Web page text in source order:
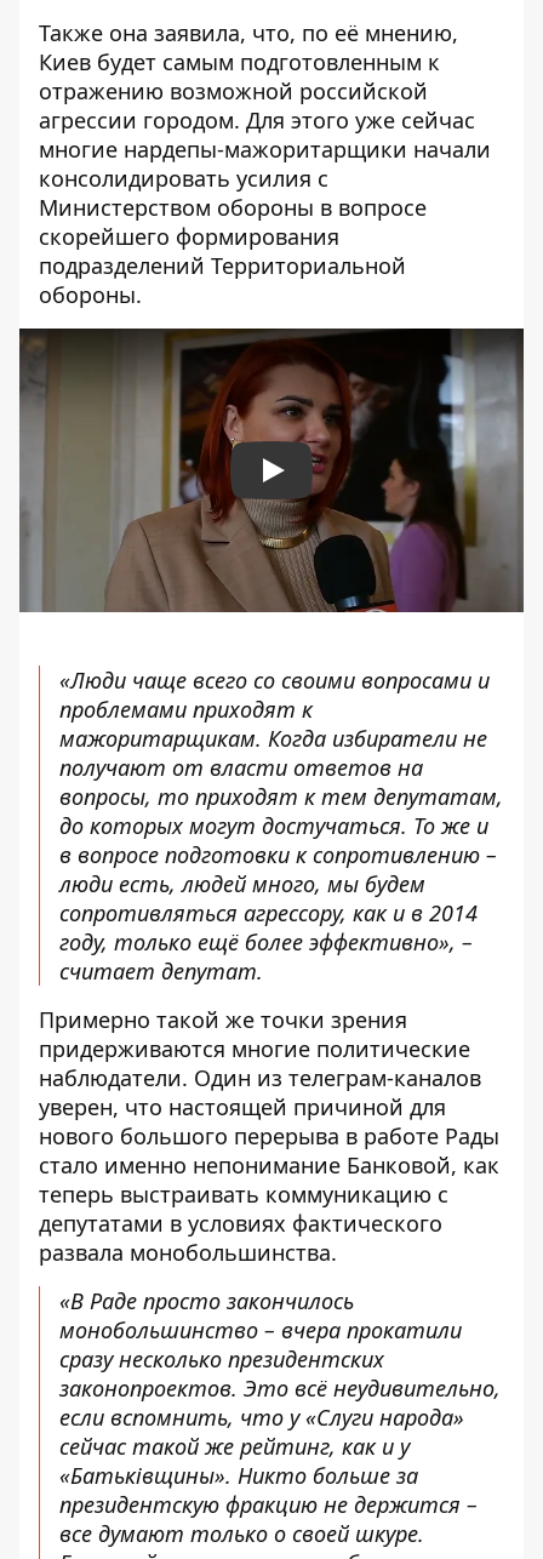
Также она заявила, что, по её мнению,
Киев будет самым подготовленным к
отражению возможной российской
агрессии городом. Для этого уже сейчас
многие нардепы-мажоритарщики начали
консолидировать усилия с
Министерством обороны в вопросе
скорейшего формирования
подразделений Территориальной
обороны.
Play
«Люди чаще всего со своими вопросами и
проблемами приходят к
мажоритарщикам. Когда избиратели не
получают от власти ответов на
вопросы, то приходят к тем депутатам,
до которых могут достучаться. То же и
в вопросе подготовки к сопротивлению –
люди есть, людей много, мы будем
сопротивляться агрессору, как и в 2014
году, только ещё более эффективно», –
считает депутат.
Примерно такой же точки зрения
придерживаются многие политические
наблюдатели. Один из телеграм-каналов
уверен, что настоящей причиной для
нового большого перерыва в работе Рады
стало именно непонимание Банковой, как
теперь выстраивать коммуникацию с
депутатами в условиях фактического
развала монобольшинства.
«В Раде просто закончилось
монобольшинство – вчера прокатили
сразу несколько президентских
законопроектов. Это всё неудивительно,
если вспомнить, что у «Слуги народа»
сейчас такой же рейтинг, как и у
«Батькiвщины». Никто больше за
президентскую фракцию не держится –
все думают только о своей шкуре.